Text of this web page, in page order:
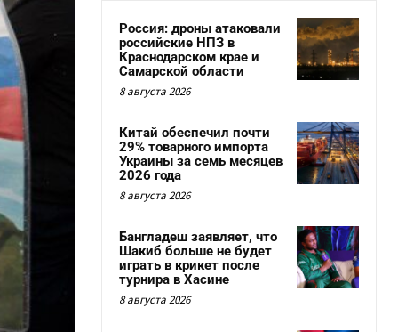
Россия: дроны атаковали
российские НПЗ в
Краснодарском крае и
Самарской области
8 августа 2026
Китай обеспечил почти
29% товарного импорта
Украины за семь месяцев
2026 года
8 августа 2026
Бангладеш заявляет, что
Шакиб больше не будет
играть в крикет после
турнира в Хасине
8 августа 2026